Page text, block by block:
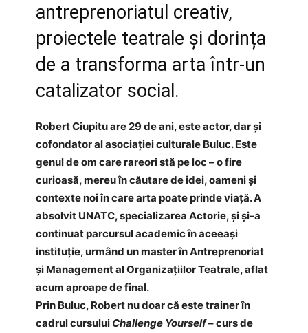
antreprenoriatul creativ,
proiectele teatrale și dorința
de a transforma arta într-un
catalizator social.
Robert Ciupitu are 29 de ani, este actor, dar și
cofondator al asociației culturale Buluc. Este
genul de om care rareori stă pe loc – o fire
curioasă, mereu în căutare de idei, oameni și
contexte noi în care arta poate prinde viață. A
absolvit UNATC, specializarea Actorie, și și-a
continuat parcursul academic în aceeași
instituție, urmând un master în Antreprenoriat
și Management al Organizațiilor Teatrale, aflat
acum aproape de final.
Prin Buluc, Robert nu doar că este trainer în
cadrul cursului Challenge Yourself– curs de